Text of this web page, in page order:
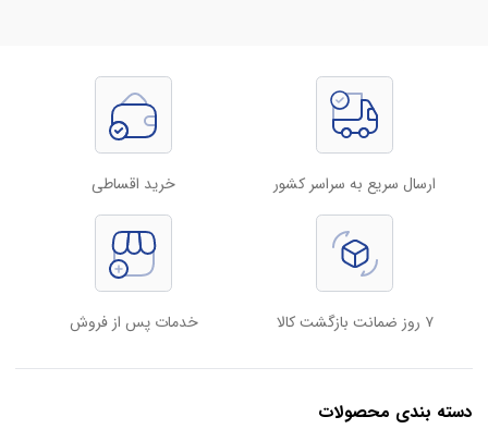
ارسال سریع به سراسر کشور خرید اقساطی
۷ روز ضمانت بازگشت کالا خدمات پس از فروش
دسته بندی محصولات